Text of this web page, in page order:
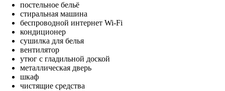
постельное бельё
стиральная машина
беспроводной интернет Wi-Fi
кондиционер
сушилка для белья
вентилятор
утюг с гладильной доской
металлическая дверь
шкаф
чистящие средства